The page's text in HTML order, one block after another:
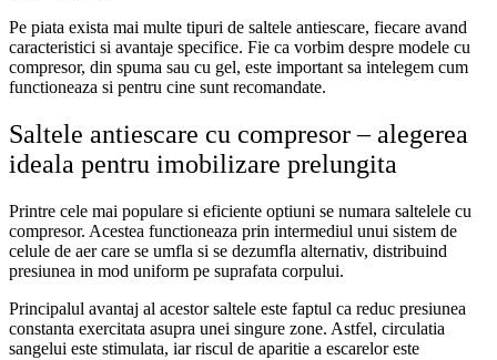
Pe piata exista mai multe tipuri de saltele antiescare, fiecare avand
caracteristici si avantaje specifice. Fie ca vorbim despre modele cu
compresor, din spuma sau cu gel, este important sa intelegem cum
functioneaza si pentru cine sunt recomandate.
Saltele antiescare cu compresor – alegerea
ideala pentru imobilizare prelungita
Printre cele mai populare si eficiente optiuni se numara saltelele cu
compresor. Acestea functioneaza prin intermediul unui sistem de
celule de aer care se umfla si se dezumfla alternativ, distribuind
presiunea in mod uniform pe suprafata corpului.
Principalul avantaj al acestor saltele este faptul ca reduc presiunea
constanta exercitata asupra unei singure zone. Astfel, circulatia
sangelui este stimulata, iar riscul de aparitie a escarelor este